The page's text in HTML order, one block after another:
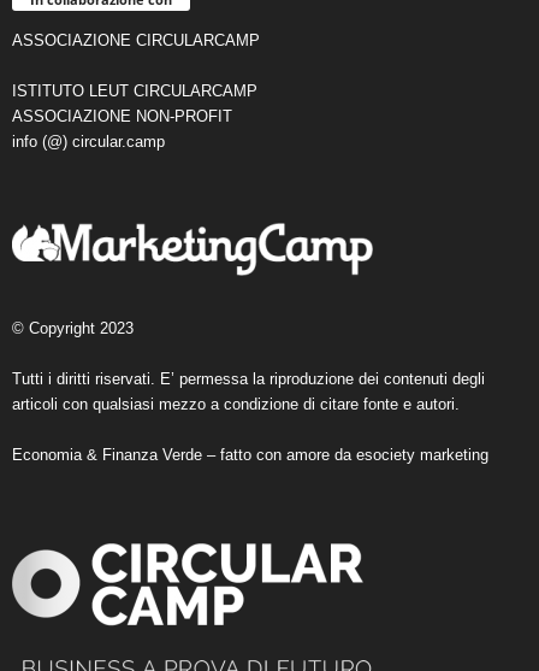
ASSOCIAZIONE CIRCULARCAMP
ISTITUTO LEUT CIRCULARCAMP
ASSOCIAZIONE NON-PROFIT
info (@) circular.camp
© Copyright 2023
Tutti i diritti riservati. E’ permessa la riproduzione dei contenuti degli
articoli con qualsiasi mezzo a condizione di citare fonte e autori.
Economia & Finanza Verde – fatto con amore da esociety marketing